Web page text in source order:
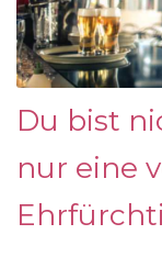
Du bist
nur eine